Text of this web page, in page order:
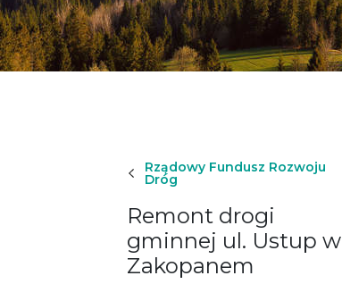
Rządowy Fundusz Rozwoju
Dróg
Remont drogi
gminnej ul. Ustup w
Zakopanem